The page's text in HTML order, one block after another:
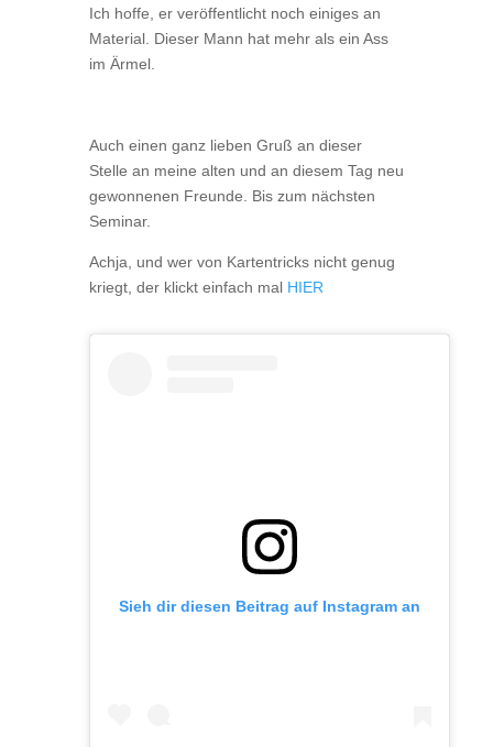
Ich hoffe, er veröffentlicht noch einiges an
Material. Dieser Mann hat mehr als ein Ass
im Ärmel.
Auch einen ganz lieben Gruß an dieser
Stelle an meine alten und an diesem Tag neu
gewonnenen Freunde. Bis zum nächsten
Seminar.
Achja, und wer von Kartentricks nicht genug
kriegt, der klickt einfach mal HIER
Sieh dir diesen Beitrag auf Instagram an